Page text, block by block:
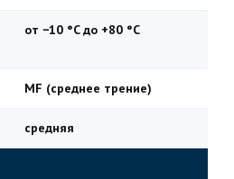
от −10 °C до +80 °C
MF (среднее трение)
средняя